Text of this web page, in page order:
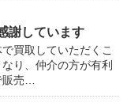
謝しています
買取していただくこ
り、仲介の方が有利
売…